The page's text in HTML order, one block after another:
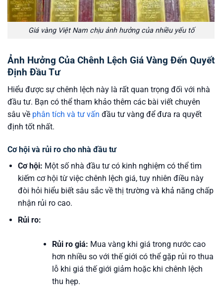
Giá vàng Việt Nam chịu ảnh hưởng của nhiều yếu tố
Ảnh Hưởng Của Chênh Lệch Giá Vàng Đến Quyết
Định Đầu Tư
Hiểu được sự chênh lệch này là rất quan trọng đối với nhà
đầu tư. Bạn có thể tham khảo thêm các bài viết chuyên
sâu về phân tích và tư vấn đầu tư vàng để đưa ra quyết
định tốt nhất.
Cơ hội và rủi ro cho nhà đầu tư
Cơ hội: Một số nhà đầu tư có kinh nghiệm có thể tìm
kiếm cơ hội từ việc chênh lệch giá, tuy nhiên điều này
đòi hỏi hiểu biết sâu sắc về thị trường và khả năng chấp
nhận rủi ro cao.
Rủi ro:
Rủi ro giá: Mua vàng khi giá trong nước cao
hơn nhiều so với thế giới có thể gặp rủi ro thua
lỗ khi giá thế giới giảm hoặc khi chênh lệch
thu hẹp.